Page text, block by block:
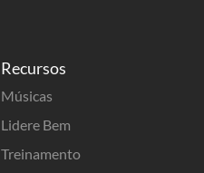
Recursos
Músicas
Lidere Bem
Treinamento